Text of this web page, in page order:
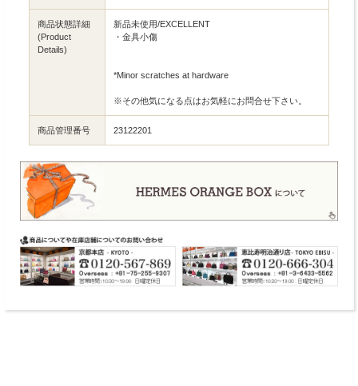
商品状態詳細
(Product
Details)
新品未使用/EXCELLENT
・金具小傷
*Minor scratches at hardware
※その他気になる点はお気軽にお問合せ下さい。
商品管理番号 23122201